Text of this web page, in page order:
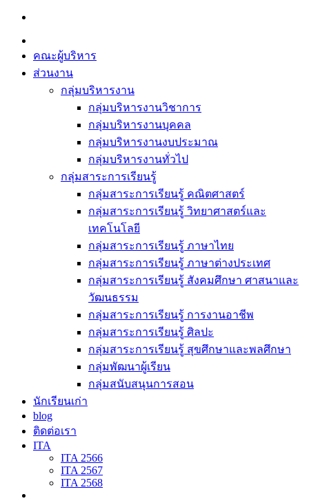
Skip
content
คณะผู้บริหาร
ส่วนงาน
กลุ่มบริหารงาน
กลุ่มบริหารงานวิชาการ
กลุ่มบริหารงานบุคคล
กลุ่มบริหารงานงบประมาณ
กลุ่มบริหารงานทั่วไป
กลุ่มสาระการเรียนรู้
กลุ่มสาระการเรียนรู้ คณิตศาสตร์
กลุ่มสาระการเรียนรู้ วิทยาศาสตร์และ
เทคโนโลยี
กลุ่มสาระการเรียนรู้ ภาษาไทย
กลุ่มสาระการเรียนรู้ ภาษาต่างประเทศ
กลุ่มสาระการเรียนรู้ สังคมศึกษา ศาสนาและ
วัฒนธรรม
กลุ่มสาระการเรียนรู้ การงานอาชีพ
กลุ่มสาระการเรียนรู้ ศิลปะ
กลุ่มสาระการเรียนรู้ สุขศึกษาและพลศึกษา
กลุ่มพัฒนาผู้เรียน
กลุ่มสนับสนุนการสอน
นักเรียนเก่า
blog
ติดต่อเรา
ITA
ITA 2566
ITA 2567
ITA 2568